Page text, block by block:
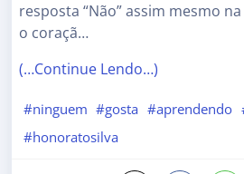
resposta “Não” assim mesmo
o coraçã…
(…Continue Lendo…)
#ninguem #gosta #aprendendo
#honoratosilva